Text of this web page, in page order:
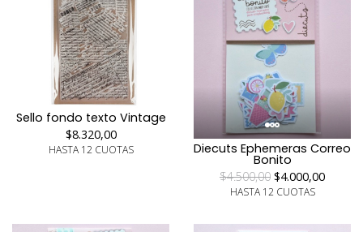
Sello fondo texto Vintage
$8.320,00
HASTA 12 CUOTAS Diecuts Ephemeras Correo
Bonito
$4.500,00 $4.000,00
HASTA 12 CUOTAS